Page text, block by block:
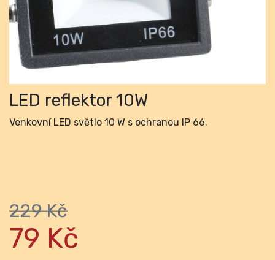
LED reflektor 10W
Venkovní LED světlo 10 W s ochranou IP 66.
229 Kč
79 Kč